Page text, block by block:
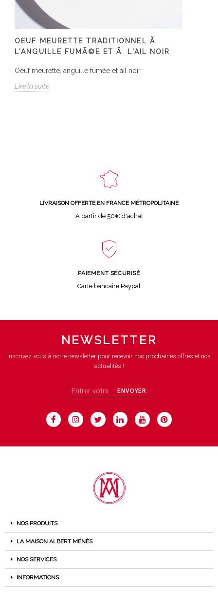
OEUF MEURETTE TRADITIONNEL Ã
L'ANGUILLE FUMÃ©E ET Ã L'AIL NOIR
Oeuf meurette, anguille fumée et ail noir
Lire la suite
LIVRAISON OFFERTE EN FRANCE MÉTROPOLITAINE
A partir de 50€ d'achat
PAIEMENT SÉCURISÉ
Carte bancaire,Paypal
NEWSLETTER
Inscrivez-vous à notre newsletter pour recevoir nos prochaines offres et nos
actualités !
ENVOYER
NOS PRODUITS
LA MAISON ALBERT MÉNÈS
NOS SERVICES
INFORMATIONS